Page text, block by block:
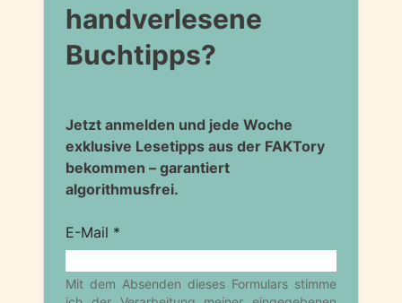
handverlesene
Buchtipps?